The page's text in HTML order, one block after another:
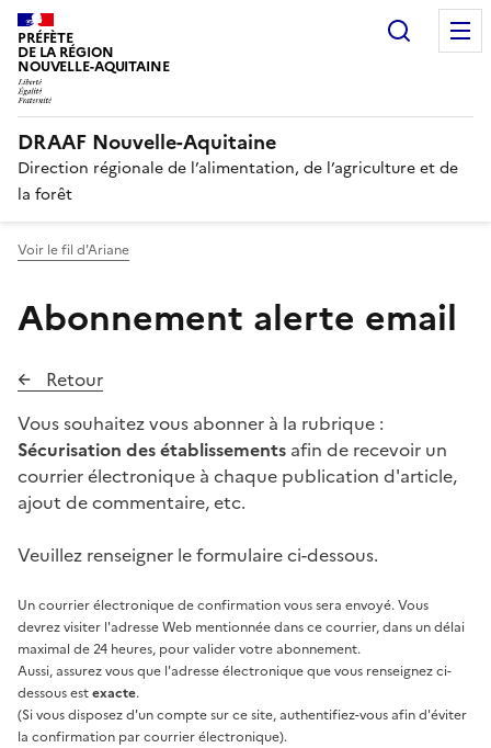
PRÉFÈTE
DE LA RÉGION
NOUVELLE-AQUITAINE
DRAAF Nouvelle-Aquitaine
Direction régionale de l’alimentation, de l’agriculture et de
la forêt
Voir le fil d'Ariane
Abonnement alerte email
Retour
Vous souhaitez vous abonner à la rubrique :
Sécurisation des établissements afin de recevoir un
courrier électronique à chaque publication d'article,
ajout de commentaire, etc.
Veuillez renseigner le formulaire ci-dessous.
Un courrier électronique de confirmation vous sera envoyé. Vous
devrez visiter l'adresse Web mentionnée dans ce courrier, dans un délai
maximal de 24 heures, pour valider votre abonnement.
Aussi, assurez vous que l'adresse électronique que vous renseignez ci-
dessous estexacte.
(Si vous disposez d'un compte sur ce site, authentifiez-vous afin d'éviter
la confirmation par courrier électronique).